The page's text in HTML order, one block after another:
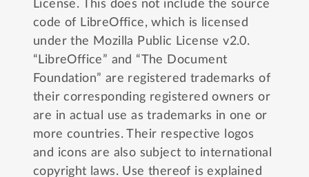
License. This does not include the source
code of LibreOffice, which is licensed
under the Mozilla Public License v2.0.
“LibreOffice” and “The Document
Foundation” are registered trademarks of
their corresponding registered owners or
are in actual use as trademarks in one or
more countries. Their respective logos
and icons are also subject to international
copyright laws. Use thereof is explained